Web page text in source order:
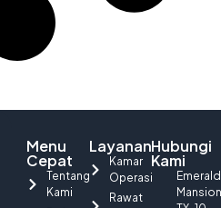
Menu
Cepat
Tentang
Kami
Layanan
Kamar
Operasi
Rawat
Hubungi
Kami
Emerald
Mansion